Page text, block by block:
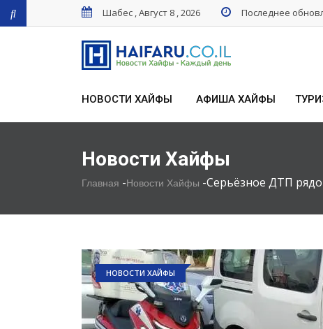
Шабес , Август 8 , 2026 Последнее
НОВОСТИ ХАЙФЫ АФИША ХАЙФЫ
Новости Хайфы
Главная -Новости Хайфы -Серьёзное ДТП
НОВОСТИ ХАЙФЫ